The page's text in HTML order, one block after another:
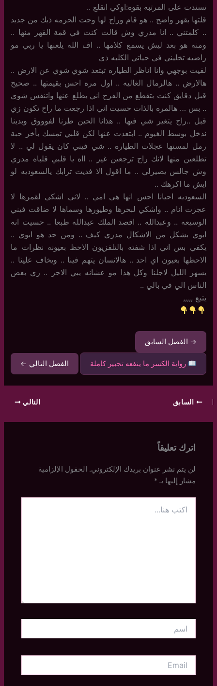
تسندت على المرتبه بقوه:اوكي انقلع ..
قلتها بقهر واضح .. هو قام وراح لها وجت الحرمه ذيك من جديد
.. كلمتني .. انا مدري وش قالت كنت في قمة القهر منها ..
ومنه هو بعد ليش يسمع كلامها .. اف الله يلعنها يا ربي مو
راضيه تخليني في حياتي الكلبه ذي
لفيت بوجهي وانا اناظر الطياره تبتعد شوي شوي عن الارض ..
هالارض .. هالرمال الغاليه .. اول مره احس بقيمتها .. صحيح
قبل دقايق كنت بتقطع من الفرح اني بطلع عنها واتنفس شوي
.. بس … هالمره بالذات حسيت اني اذا رجعت ما راح تكون زي
قبل ..راح يتغير شي فيها .. هذانا الحين طرنا لفوووق وبدينا
ندخل بوسط الغيوم .. ابتعدت عنها لكن قلبي تمسك بأخر حبة
رمل لمستها عجلات الطياره .. شي فيني كان يقول لي .. لا
تطلعين منها لانك راح ترجعين غير .. ااه يا قلبي قلباه مدري
وش جالس يصيرلي .. ما اقول الا فديت ترابك يالسعوديه لو
ايش ما اكرهك ..
السعوديه احيانا احس انها هي امي .. لاني اشكي لقمرها لا
عجزت انام .. واشكي لبحرها وطيورها وسماها لا ضاقت فيني
الوسيعه .. وعبدالله .. اقصد الملك عبدالله طبعا .. حسيت انه
ابوي بشكل من الاشكال مدري كيف .. ومن جد هو ابوي ..
يكفي بس اني اذا شفته بالتلفزيون الاحظ بعيونه نظرات ما
الاحظها بعيون اي احد .. هالانسان يتهم فينا .. ويخاف علينا ..
يسهر الليل لاجلنا وكل هذا مو عشانه يبي الاجر .. زي بعض
الناس الي في بالي ..
يتبع ,,,,,
→ الفصل السابق
رواية الكسر ما ينفعه تجبير كاملة الفصل التالي ←
السابق التالي
اترك تعليقاً
لن يتم نشر عنوان بريدك الإلكتروني. الحقول الإلزامية
مشار إليها بـ*
هنا...